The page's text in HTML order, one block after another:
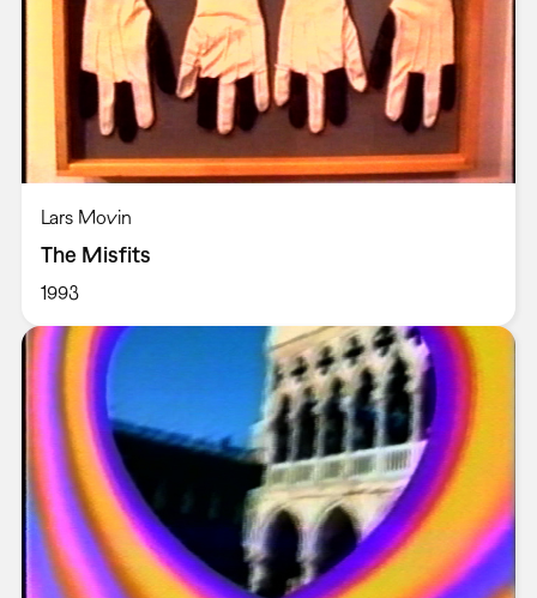
Lars Movin
The Misfits
1993